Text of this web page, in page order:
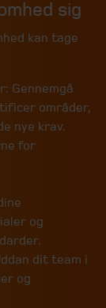
sig
kan tage
Gennemgå
områder,
nye krav.
for
og
dit team i
og